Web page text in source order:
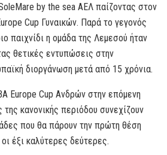
by the sea AEΛ παίζοντας στον
Cup Γυναικών. Παρά το γεγονός
παιχνίδι η ομάδα της Λεμεσού ήταν
θετικές εντυπώσεις στην
διοργάνωση μετά από 15 χρόνια.
Europe Cup Aνδρών στην επόμενη
κανονικής περιόδου συνεχίζουν
που θα πάρουν την πρώτη θέση
έξι καλύτερες δεύτερες.